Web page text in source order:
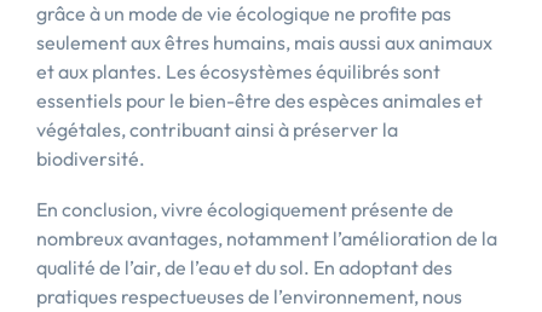
grâce à un mode de vie écologique ne profite pas
seulement aux êtres humains, mais aussi aux animaux
et aux plantes. Les écosystèmes équilibrés sont
essentiels pour le bien-être des espèces animales et
végétales, contribuant ainsi à préserver la
biodiversité.
En conclusion, vivre écologiquement présente de
nombreux avantages, notamment l’amélioration de la
qualité de l’air, de l’eau et du sol. En adoptant des
pratiques respectueuses de l’environnement, nous